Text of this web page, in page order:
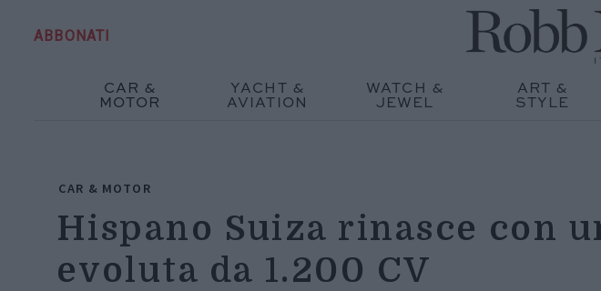
ABBONATI
CAR &
MOTOR
YACHT &
AVIATION
WATCH &
JEWEL
ART &
STYLE
CAR & MOTOR
Hispano Suiza rinasce con
evoluta da 1.200 CV